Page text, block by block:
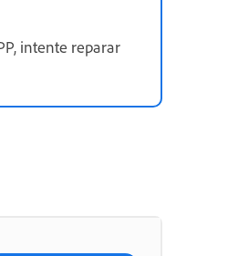
intente reparar